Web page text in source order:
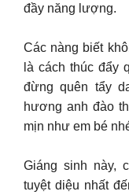
đầy năng lượng.
Các nàng biết
là cách thúc đẩy
đừng quên tẩy
hương anh đào
mịn như em bé
Giáng sinh này,
tuyệt diệu nhất